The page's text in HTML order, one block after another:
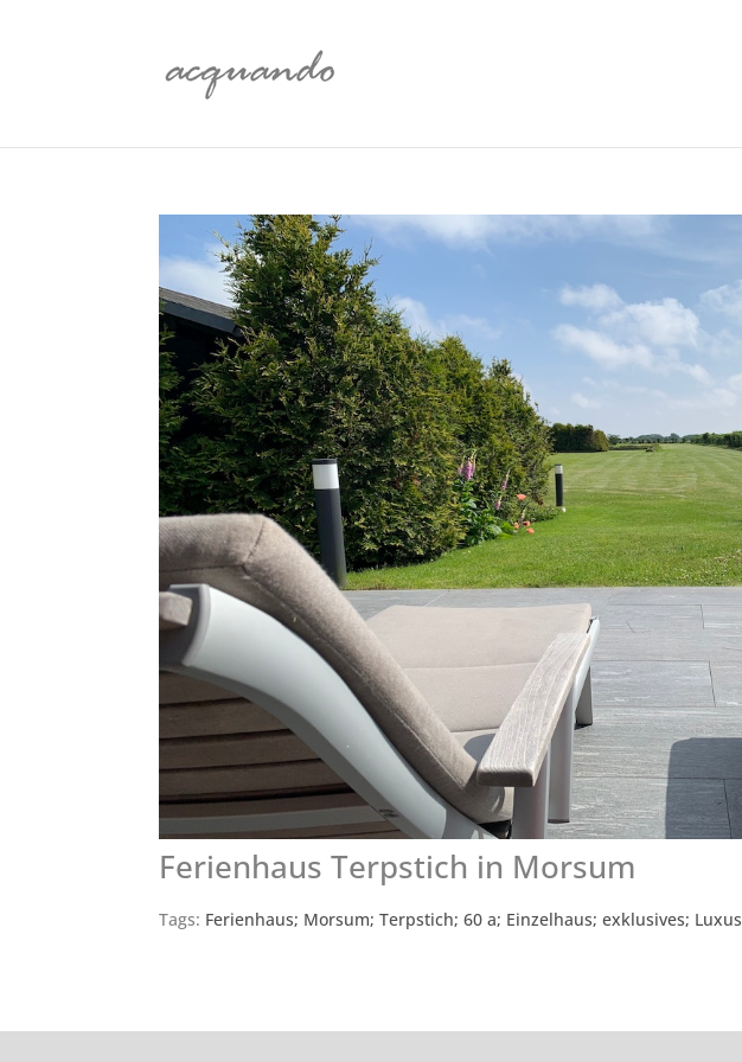
Ferienhaus Terpstich in Morsum
Tags: Ferienhaus; Morsum; Terpstich; 60 a; Einzelhaus; exklusives; Luxus